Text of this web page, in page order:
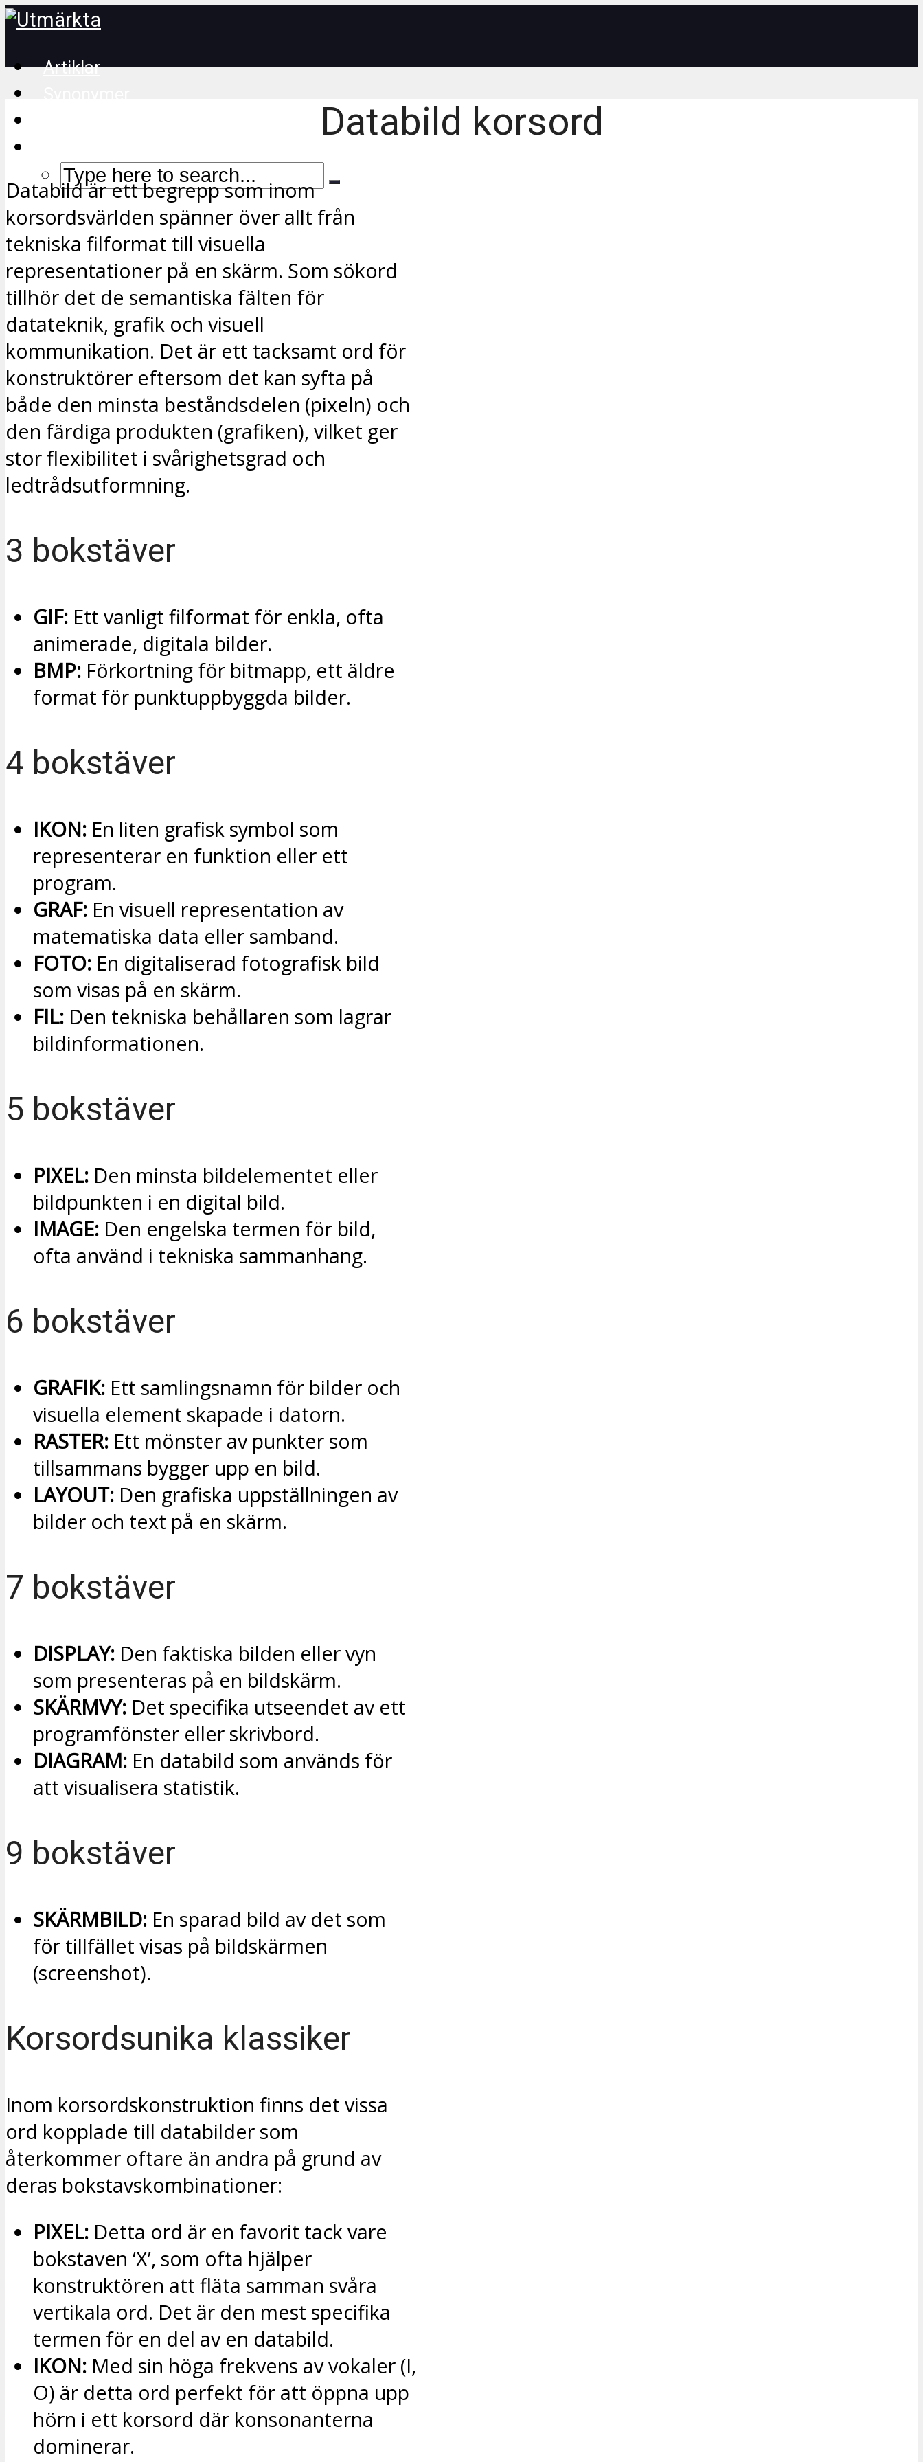
Artiklar
Databild korsord
Databild är ett begrepp som inom
korsordsvärlden spänner över allt från
tekniska filformat till visuella
representationer på en skärm. Som sökord
tillhör det de semantiska fälten för
datateknik, grafik och visuell
kommunikation. Det är ett tacksamt ord för
konstruktörer eftersom det kan syfta på
både den minsta beståndsdelen (pixeln) och
den färdiga produkten (grafiken), vilket ger
stor flexibilitet i svårighetsgrad och
ledtrådsutformning.
3 bokstäver
GIF: Ett vanligt filformat för enkla, ofta
animerade, digitala bilder.
BMP: Förkortning för bitmapp, ett äldre
format för punktuppbyggda bilder.
4 bokstäver
IKON: En liten grafisk symbol som
representerar en funktion eller ett
program.
GRAF: En visuell representation av
matematiska data eller samband.
FOTO: En digitaliserad fotografisk bild
som visas på en skärm.
FIL: Den tekniska behållaren som lagrar
bildinformationen.
5 bokstäver
PIXEL: Den minsta bildelementet eller
bildpunkten i en digital bild.
IMAGE: Den engelska termen för bild,
ofta använd i tekniska sammanhang.
6 bokstäver
GRAFIK: Ett samlingsnamn för bilder och
visuella element skapade i datorn.
RASTER: Ett mönster av punkter som
tillsammans bygger upp en bild.
LAYOUT: Den grafiska uppställningen av
bilder och text på en skärm.
7 bokstäver
DISPLAY: Den faktiska bilden eller vyn
som presenteras på en bildskärm.
SKÄRMVY: Det specifika utseendet av ett
programfönster eller skrivbord.
DIAGRAM: En databild som används för
att visualisera statistik.
9 bokstäver
SKÄRMBILD: En sparad bild av det som
för tillfället visas på bildskärmen
(screenshot).
Korsordsunika klassiker
Inom korsordskonstruktion finns det vissa
ord kopplade till databilder som
återkommer oftare än andra på grund av
deras bokstavskombinationer:
PIXEL: Detta ord är en favorit tack vare
bokstaven ‘X’, som ofta hjälper
konstruktören att fläta samman svåra
vertikala ord. Det är den mest specifika
termen för en del av en databild.
IKON: Med sin höga frekvens av vokaler (I,
O) är detta ord perfekt för att öppna upp
hörn i ett korsord där konsonanterna
dominerar.